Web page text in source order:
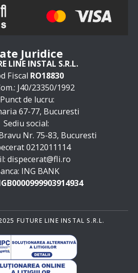
Juridice
LINE INSTAL S.R.L.
Fiscal RO18830
J40/23350/1992
Punct de lucru:
67-77, Bucuresti
Sediu social:
Nr. 75-83, Bucuresti
0212011114
dispecerat@fli.ro
ING BANK
FUTURE LINE INSTAL S.R.L.